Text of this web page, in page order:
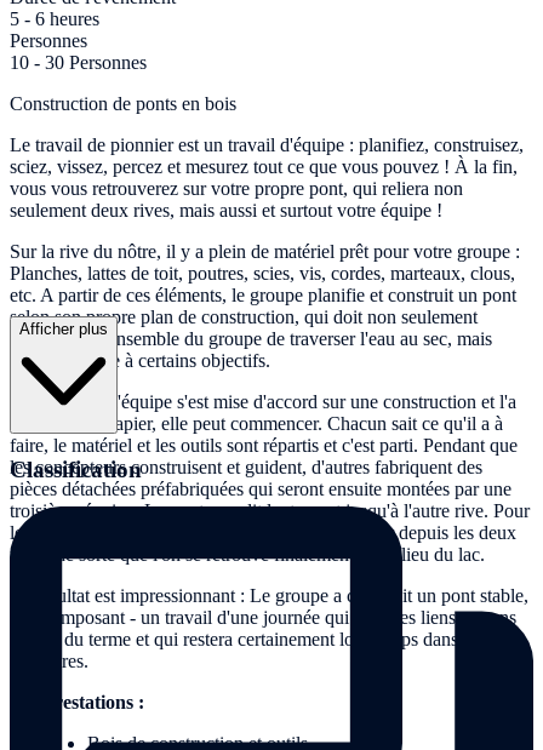
5 - 6 heures
Personnes
10 - 30 Personnes
Construction de ponts en bois
Le travail de pionnier est un travail d'équipe : planifiez, construisez,
sciez, vissez, percez et mesurez tout ce que vous pouvez ! À la fin,
vous vous retrouverez sur votre propre pont, qui reliera non
seulement deux rives, mais aussi et surtout votre équipe !
Sur la rive du nôtre, il y a plein de matériel prêt pour votre groupe :
Planches, lattes de toit, poutres, scies, vis, cordes, marteaux, clous,
etc. A partir de ces éléments, le groupe planifie et construit un pont
selon son propre plan de construction, qui doit non seulement
permettre à l'ensemble du groupe de traverser l'eau au sec, mais
aussi répondre à certains objectifs.
Une fois que l'équipe s'est mise d'accord sur une construction et l'a
couchée sur papier, elle peut commencer. Chacun sait ce qu'il a à
faire, le matériel et les outils sont répartis et c'est parti. Pendant que
les concepteurs construisent et guident, d'autres fabriquent des
pièces détachées préfabriquées qui seront ensuite montées par une
troisième équipe. Le pont grandit lentement jusqu'à l'autre rive. Pour
les grands groupes, il est recommandé de travailler depuis les deux
rives, de sorte que l'on se retrouve finalement au milieu du lac.
Le résultat est impressionnant : Le groupe a construit un pont stable,
sûr et imposant - un travail d'une journée qui crée des liens au sens
propre du terme et qui restera certainement longtemps dans les
mémoires.
Les prestations :
Bois de construction et outils
Afficher plus
Classification